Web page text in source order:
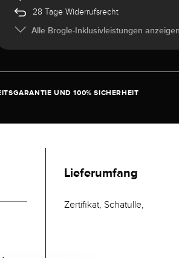
28 Tage Widerrufsrecht
Alle Brogle-Inklusivleistungen anzeigen
UND 100% SICHERHEIT
Lieferumfang
Zertifikat, Schatulle,